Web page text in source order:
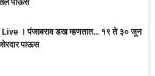
। पंजाबराव डख म्हणतात… १९ ते ३० जून
पाऊस